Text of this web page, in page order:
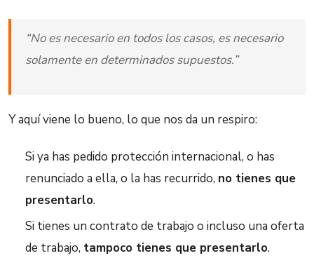
“No es necesario en todos los casos, es necesario
solamente en determinados supuestos.”
Y aquí viene lo bueno, lo que nos da un respiro:
Si ya has pedido protección internacional, o has
renunciado a ella, o la has recurrido, no tienes que
presentarlo.
Si tienes un contrato de trabajo o incluso una oferta
de trabajo, tampoco tienes que presentarlo.